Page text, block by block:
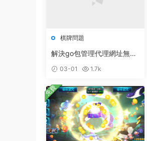
棋牌問題
解決go包管理代理網址無法
m/go/storage@v1.10.0: Ge
t
03-01 1.7k
免費